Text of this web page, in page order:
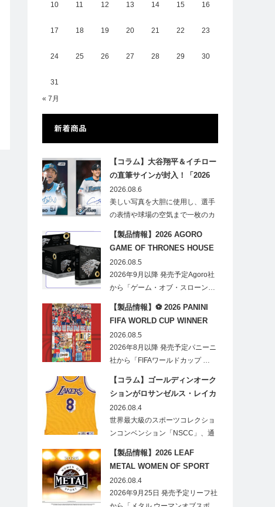
10 11 12 13 14 15 16
17 18 19 20 21 22 23
24 25 26 27 28 29 30
31
« 7月
新着商品
【コラム】大谷翔平＆イチロー
の直筆サインが封入！「2026
Topps NPB Stadium Club」が
見逃せない
2026.08.6
美しい写真を大胆に使用し、選手
の表情や球場の空気まで一枚のカ
【製品情報】2026 AGORO
GAME OF THRONES HOUSE
STARK BLIND BOX
2026.08.5
2026年9月以降 発売予定Agoro社
から「ゲーム・オブ・スローン…
【製品情報】⚽ 2026 PANINI
FIFA WORLD CUP WINNER
STICKER POSTER
2026.08.5
2026年8月以降 発売予定パニーニ
社から「FIFAワールドカップ …
【コラム】ゴールディンオーク
ションがロサンゼルス・レイカ
ーズのオフィシャルオークショ
ンスポンサーに！
2026.08.4
世界最大級のスポーツコレクショ
ンコンベンション「NSCC」、通
【製品情報】2026 LEAF
METAL WOMEN OF SPORT
HOBBY
2026.08.4
2026年9月25日 発売予定リーフ社